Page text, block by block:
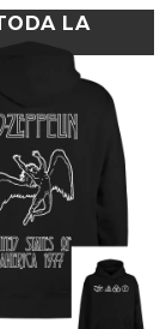
LA